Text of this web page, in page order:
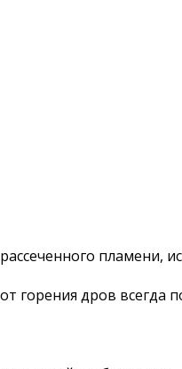
пламени,
горения дров всегда